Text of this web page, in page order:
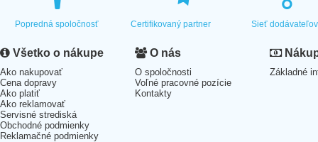
Popredná spoločnosť Certifikovaný partner Sieť dodávateľov
Všetko o nákupe
Ako nakupovať
Cena dopravy
Ako platiť
Ako reklamovať
Servisné strediská
Obchodné podmienky
Reklamačné podmienky
O nás
O spoločnosti
Voľné pracovné pozície
Kontakty
Základné